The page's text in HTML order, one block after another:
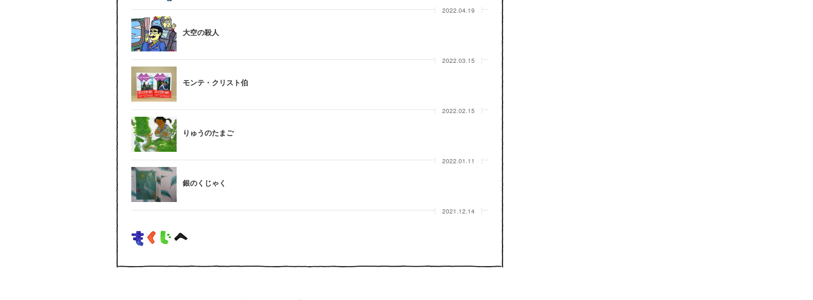
2022.04.19
大空の殺人
2022.03.15
モンテ・クリスト伯
2022.02.15
りゅうのたまご
2022.01.11
銀のくじゃく
2021.12.14